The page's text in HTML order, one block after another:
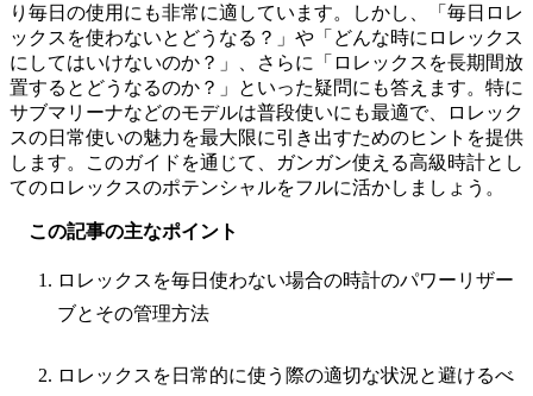
り毎日の使用にも非常に適しています。しかし、「毎日ロレ
ックスを使わないとどうなる？」や「どんな時にロレックス
にしてはいけないのか？」、さらに「ロレックスを長期間放
置するとどうなるのか？」といった疑問にも答えます。特に
サブマリーナなどのモデルは普段使いにも最適で、ロレック
スの日常使いの魅力を最大限に引き出すためのヒントを提供
します。このガイドを通じて、ガンガン使える高級時計とし
てのロレックスのポテンシャルをフルに活かしましょう。
この記事の主なポイント
ロレックスを毎日使わない場合の時計のパワーリザー
ブとその管理方法
ロレックスを日常的に使う際の適切な状況と避けるべ